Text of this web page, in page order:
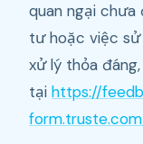
quan ngại
tư hoặc việc
xử lý thỏa đáng,
tại https://